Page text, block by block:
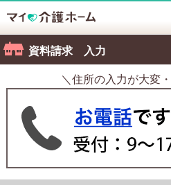
資料請求 入力
＼住所の入力が大変